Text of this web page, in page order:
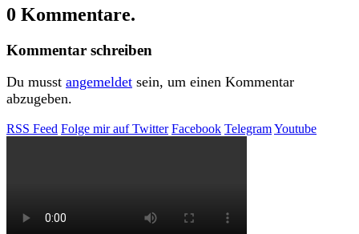
0 Kommentare.
Kommentar schreiben
Du musst angemeldet sein, um einen Kommentar
abzugeben.
RSS Feed Folge mir auf Twitter Facebook TelegramYoutube